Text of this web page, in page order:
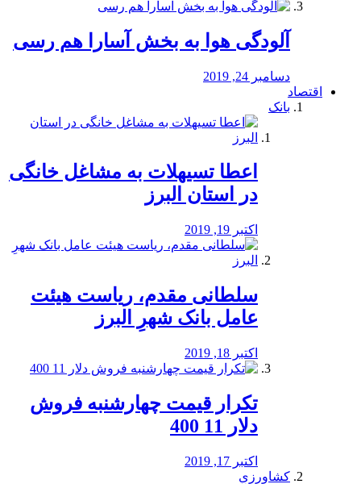
آلودگی هوا به بخش آسارا هم رسی
دسامبر 24, 2019
اقتصاد
بانک
️اعطا تسیهلات به مشاغل خانگی
در استان البرز
اکتبر 19, 2019
سلطانی مقدم، ریاست هیئت
عامل بانک شهرِ البرز
اکتبر 18, 2019
تکرار قیمت چهارشنبه فروش
دلار 11 400
اکتبر 17, 2019
کشاورزی